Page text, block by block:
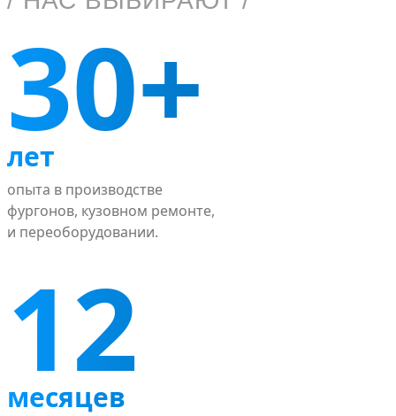
30+
лет
опыта в производстве
фургонов, кузовном ремонте,
и переоборудовании.
12
месяцев